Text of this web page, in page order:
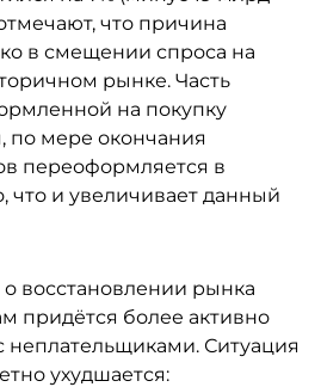
что причина
в смещении спроса на
рынке. Часть
на покупку
по мере окончания
переоформляется в
что и увеличивает данный
восстановлении рынка
придётся более активно
Ситуация
ухудшается: